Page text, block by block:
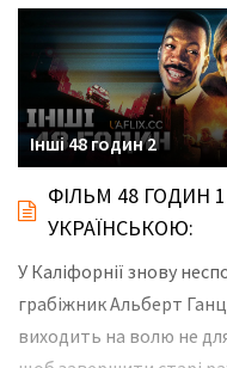
Інші 48 годин 2
ФІЛЬМ 48 ГОДИН
УКРАЇНСЬКОЮ:
У Каліфорнії знову
грабіжник Альберт
виходить на волю не